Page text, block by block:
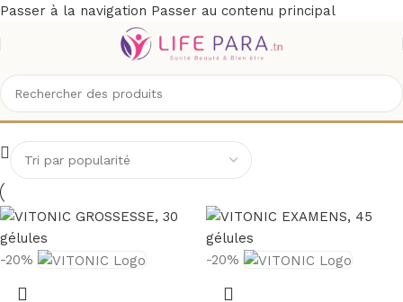
Passer à la navigation Passer au contenu principal
VITONIC
-20% -20%